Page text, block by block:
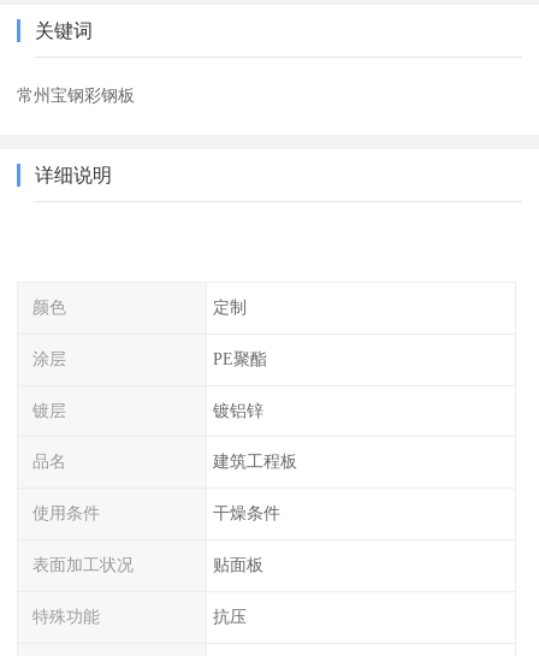
关键词
常州宝钢彩钢板
详细说明
颜色 定制
涂层 PE聚酯
镀层 镀铝锌
品名 建筑工程板
使用条件 干燥条件
表面加工状况 贴面板
特殊功能 抗压